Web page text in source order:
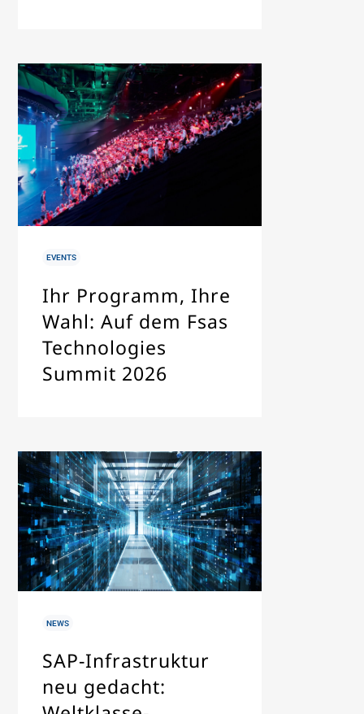
EVENTS
Ihr Programm, Ihre
Wahl: Auf dem Fsas
Technologies
Summit 2026
NEWS
SAP-Infrastruktur
neu gedacht: